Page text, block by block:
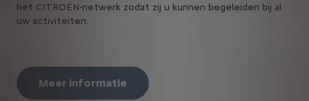
het CITROËN-netwerk zodat zij u kunnen begeleiden bij al
uw activiteiten.
Meer informatie